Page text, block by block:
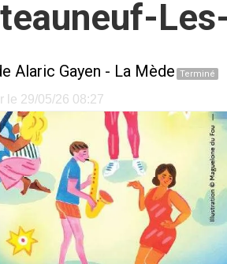
Alaric Gayen - La Mède Terminé
le 29/05/26 08:27